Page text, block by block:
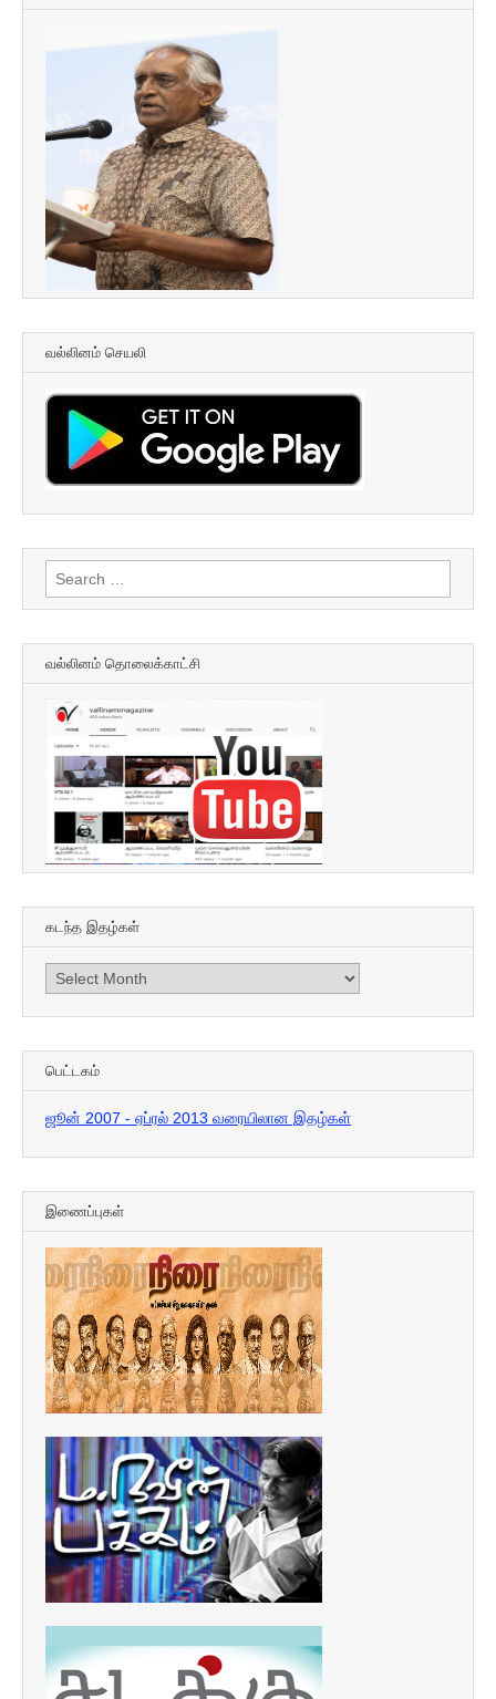
வல்லினம் செயலி
Search
for:
வல்லினம் தொலைக்காட்சி
கடந்த இதழ்கள்
கடந்த
இதழ்கள்
பெட்டகம்
ஜூன் 2007 - ஏப்ரல் 2013 வரையிலான இதழ்கள்
இணைப்புகள்